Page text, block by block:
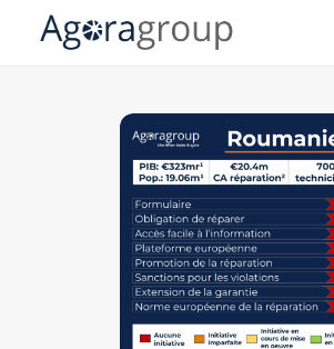
Notre expertise SAV
Field Service
Logistique
Business Intelligence